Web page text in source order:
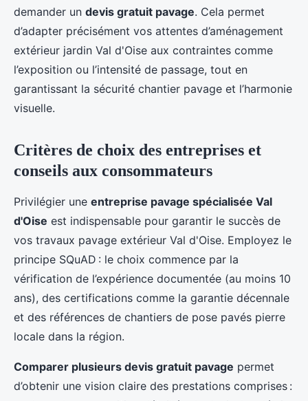
demander un devis gratuit pavage. Cela permet
d’adapter précisément vos attentes d’aménagement
extérieur jardin Val d'Oise aux contraintes comme
l’exposition ou l’intensité de passage, tout en
garantissant la sécurité chantier pavage et l’harmonie
visuelle.
Critères de choix des entreprises et
conseils aux consommateurs
Privilégier une entreprise pavage spécialisée Val
d'Oise est indispensable pour garantir le succès de
vos travaux pavage extérieur Val d'Oise. Employez le
principe SQuAD : le choix commence par la
vérification de l’expérience documentée (au moins 10
ans), des certifications comme la garantie décennale
et des références de chantiers de pose pavés pierre
locale dans la région.
Comparer plusieurs devis gratuit pavage permet
d’obtenir une vision claire des prestations comprises :